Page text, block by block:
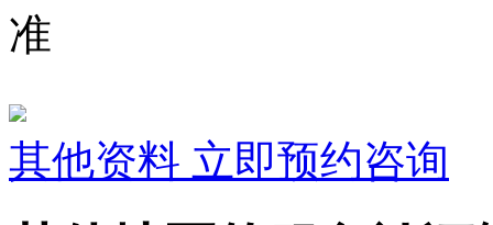
准
其他资料 立即预约咨询